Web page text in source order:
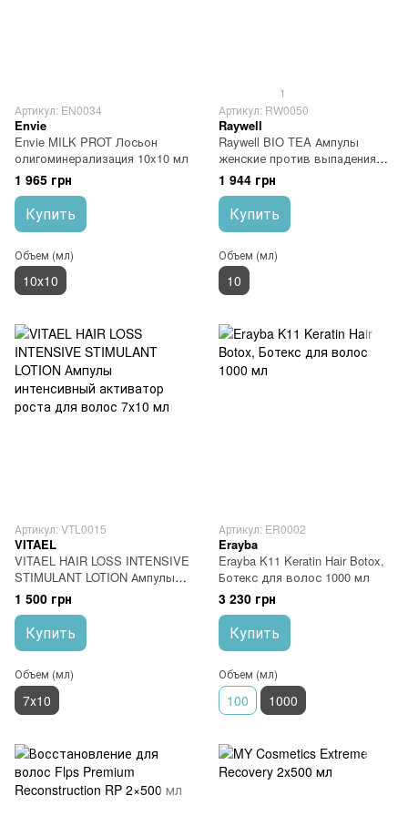
Артикул: EN0034
Envie
Envie MILK PROT Лосьон
олигоминерализация 10x10 мл
1 965 грн
Купить
Объем (мл)
10х10
1
Артикул: RW0050
Raywell
Raywell BIO TEA Ампулы
женские против выпадения
волос 10х10 мл
1 944 грн
Купить
Объем (мл)
10
Артикул: VTL0015
VITAEL
VITAEL HAIR LOSS INTENSIVE
STIMULANT LOTION Ампулы
интенсивный активатор роста
для волос 7х10 мл
1 500 грн
Купить
Объем (мл)
7х10
Артикул: ER0002
Erayba
Erayba K11 Keratin Hair Botox,
Ботекс для волос 1000 мл
3 230 грн
Купить
Объем (мл)
100 1000